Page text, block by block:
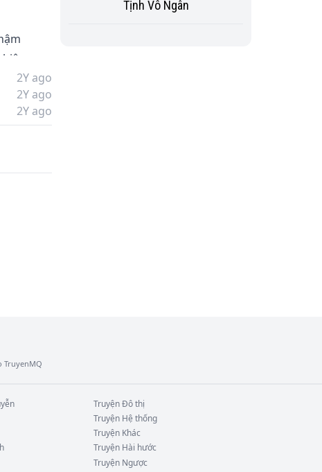
những
2Y ago
2Y ago
2Y ago
Tịnh Vô Ngân
TruyenMQ
TruyệnĐô thị
Truyện Hệ thống
Truyện Khác
Truyện Hài hước
Truyện Ngược